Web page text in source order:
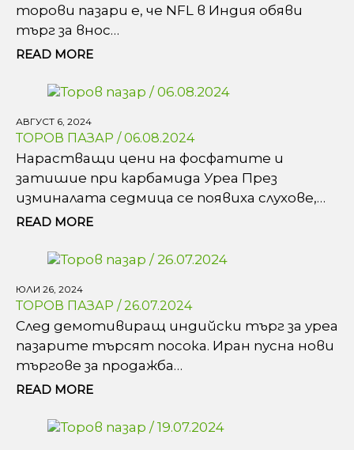
торови пазари е, че NFL в Индия обяви
търг за внос…
READ MORE
АВГУСТ 6, 2024
ТОРОВ ПАЗАР / 06.08.2024
Нарастващи цени на фосфатите и
затишие при карбамида Уреа През
изминалата седмица се появиха слухове,…
READ MORE
ЮЛИ 26, 2024
ТОРОВ ПАЗАР / 26.07.2024
След демотивиращ индийски търг за уреа
пазарите търсят посока. Иран пусна нови
търгове за продажба…
READ MORE